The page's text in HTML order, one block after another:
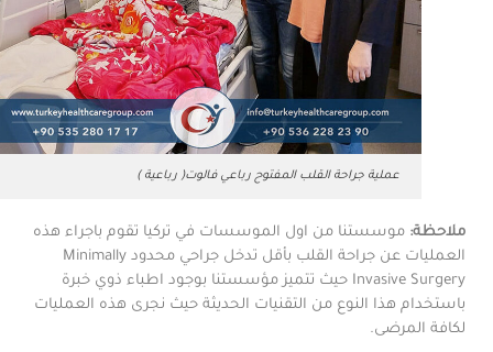
عملية جراحة القلب المفتوح رباعي فالوت( رباعية )
ملاحظة: موسستنا من اول الموسسات في تركيا تقوم باجراء هذه
العمليات عن جراحة القلب بأقل تدخل جراحي محدود Minimally
Invasive Surgery حيث تتميز مؤسستنا بوجود اطباء ذوي خبرة
باستخدام هذا النوع من التقنيات الحديثة حيث نجرى هذه العمليات
لكافة المرضى.